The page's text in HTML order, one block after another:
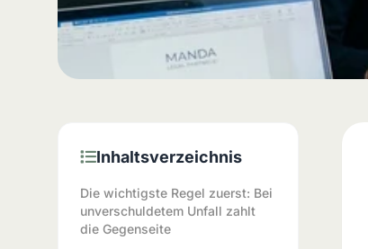
Inhaltsverzeichnis
Die wichtigste Regel zuerst: Bei
unverschuldetem Unfall zahlt
die Gegenseite